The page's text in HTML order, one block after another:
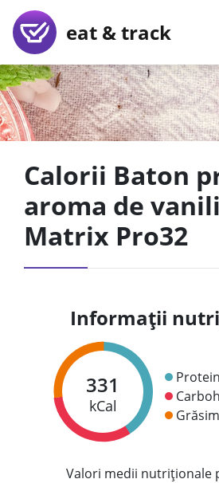
eat & track
Calorii Baton
aroma de
Matrix Pro32
Informații
331
kCal
Valori medii nutriționale